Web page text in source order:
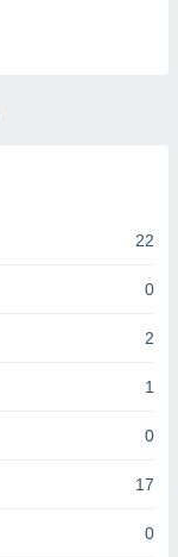
22
0
2
1
0
17
0